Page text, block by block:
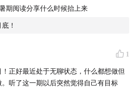
期阅读分享什么时候抬上来
！
1
正好最近处于无聊状态，什么都想做但
听了这一期以后突然觉得自己有目标